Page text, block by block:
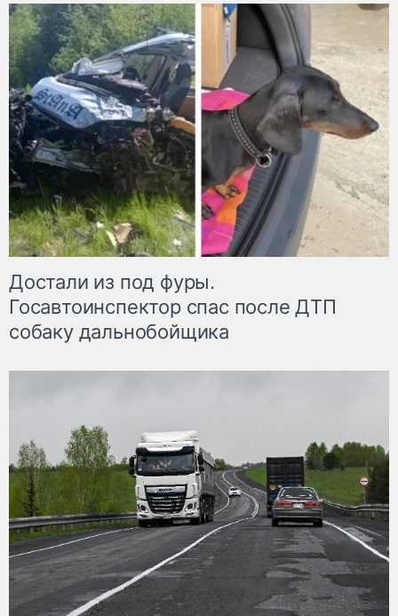
Достали из под фуры.
Госавтоинспектор спас после ДТП
собаку дальнобойщика